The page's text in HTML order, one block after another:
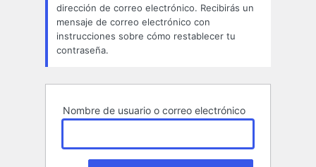
dirección de correo electrónico. Recibirás un
mensaje de correo electrónico con
instrucciones sobre cómo restablecer tu
contraseña.
Nombre de usuario o correo electrónico